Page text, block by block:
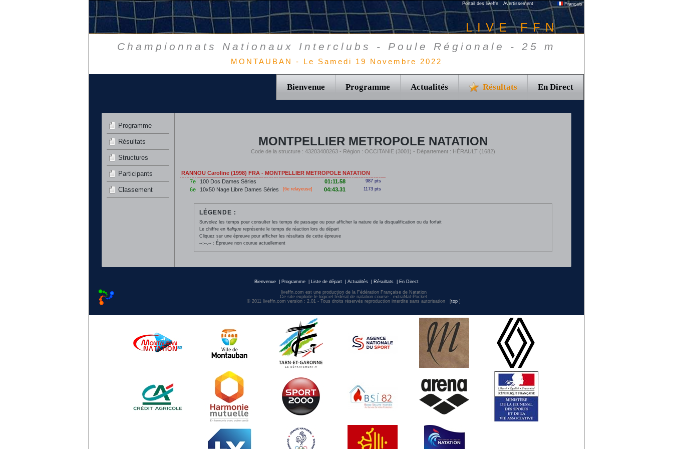
Portail des liveffn Avertissement Français
LIVE FFN
Championnats Nationaux Interclubs - Poule Régionale - 25 m
MONTAUBAN - Le Samedi 19 Novembre 2022
Bienvenue Programme Actualités Résultats En Direct
Programme
Résultats
Structures
Participants
Classement
MONTPELLIER METROPOLE NATATION
Code de la structure : 43203400263 - Région : OCCITANIE (3001) - Département : HÉRAULT (1682)
RANNOU Caroline (1998) FRA - MONTPELLIER METROPOLE NATATION
7e
100 Dos Dames Séries 01:11.58 987 pts
6e 10x50 Nage Libre Dames Séries [6e relayeuse] 04:43.31 1173 pts
LÉGENDE :
Survolez les temps pour consulter les temps de passage ou pour afficher la nature de la disqualification ou du forfait
Le chiffre en italiquereprésente le temps de réaction lors du départ
Cliquez sur une épreuve pour afficher les résultats de cette épreuve
--:--.--: Épreuve non courue actuellement
Bienvenue Programme Liste de départ Actualités Résultats En Direct
liveffn.com est une production de la Fédération Française de Natation
Ce site exploite le logiciel fédéral de natation course : extraNat-Pocket
© 2011 liveffn.com version : 2.01 - Tous droits réservés reproduction interdite sans autorisation
[top ]